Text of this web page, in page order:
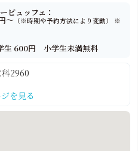
ビュッフェ：
～ （※時期や予約方法により変動） ※
生 600円 小学生未満無料
2960
を見る